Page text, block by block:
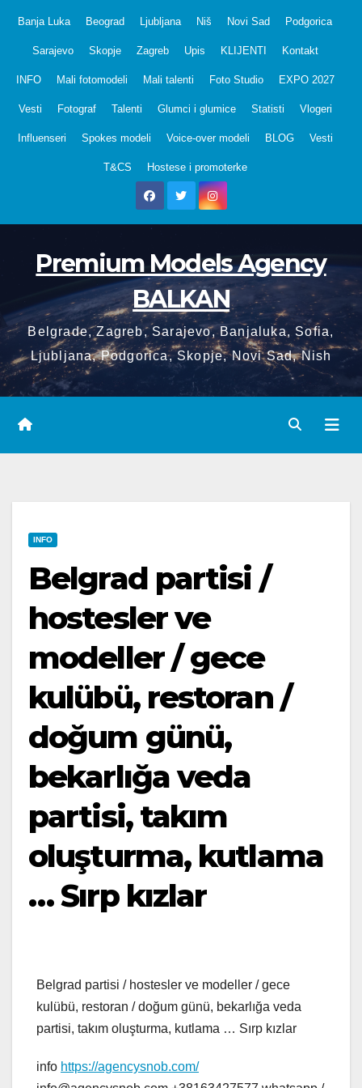
Banja Luka Beograd Ljubljana Niš Novi Sad Podgorica
Sarajevo Skopje Zagreb Upis KLIJENTI Kontakt
INFO Mali fotomodeli Mali talenti Foto Studio EXPO 2027
Vesti Fotograf Talenti Glumci i glumice Statisti Vlogeri
Influenseri Spokes modeli Voice-over modeli BLOG Vesti
T&CS Hostese i promoterke
Premium Models Agency
BALKAN
Belgrade, Zagreb, Sarajevo, Banjaluka, Sofia,
Ljubljana, Podgorica, Skopje, Novi Sad, Nish
INFO
Belgrad partisi /
hostesler ve
modeller / gece
kulübü, restoran /
doğum günü,
bekarlığa veda
partisi, takım
oluşturma, kutlama
… Sırp kızlar
Belgrad partisi / hostesler ve modeller / gece
kulübü, restoran / doğum günü, bekarlığa veda
partisi, takım oluşturma, kutlama … Sırp kızlar
info https://agencysnob.com/